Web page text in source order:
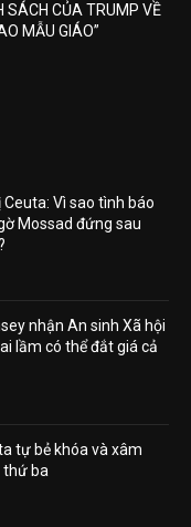
SÁCH CỦA TRUMP VỀ
MẪU GIÁO”
Vì sao tình báo
Mossad đứng sau
nhận An sinh Xã hội
lầm có thể đắt giá cả
tự bẻ khóa và xâm
thứ ba